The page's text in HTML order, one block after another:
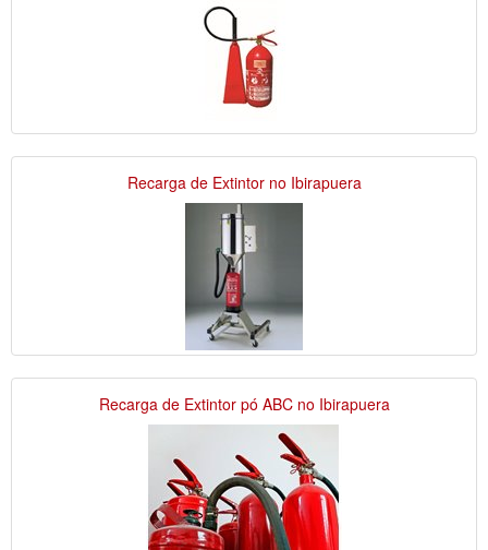
Recarga de Extintor no Ibirapuera
Recarga de Extintor pó ABC no Ibirapuera